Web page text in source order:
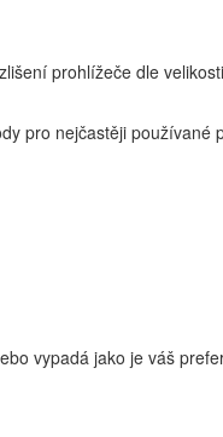
prohlížeče dle
pro nejčastěji používané
vypadá jako je váš